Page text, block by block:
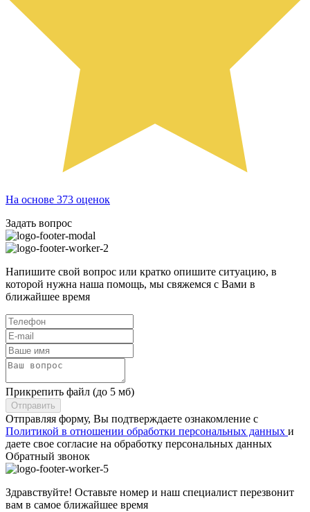
На основе 373 оценок
Задать вопрос
Напишите свой вопрос или кратко опишите ситуацию, в
которой нужна наша помощь, мы свяжемся с Вами в
ближайшее время
Прикрепить файл (до 5 мб)
Отправить
Отправляя форму, Вы подтверждаете ознакомление с
Политикой в отношении обработки персональных данных и
даете свое согласие на обработку персональных данных
Обратный звонок
Здравствуйте! Оставьте номер и наш специалист перезвонит
вам в самое ближайшее время